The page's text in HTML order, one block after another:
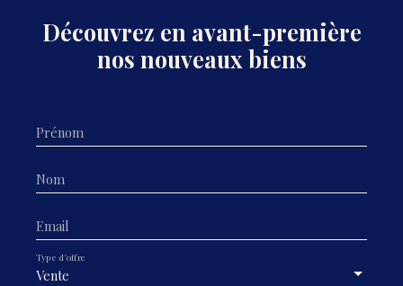
Découvrez en avant-première
nos nouveaux biens
Prénom
Nom
Email
Vente
Type d'offre